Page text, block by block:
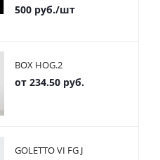
500руб./шт
BOX HOG.2
от 234.50 руб.
GOLETTO VI FG J